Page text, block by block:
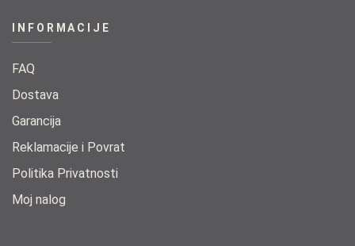
INFORMACIJE
FAQ
Dostava
Garancija
Reklamacije i Povrat
Politika Privatnosti
Moj nalog